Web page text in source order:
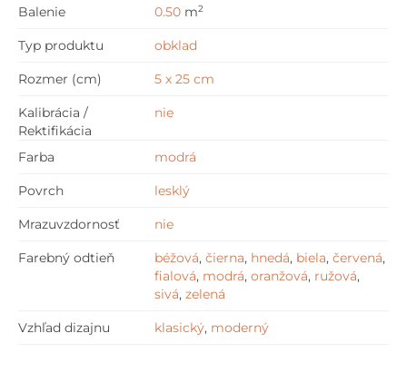
Balenie 0.50 m2
Typ produktu obklad
Rozmer (cm) 5 x 25 cm
Kalibrácia /
Rektifikácia
nie
Farba modrá
Povrch lesklý
Mrazuvzdornosť nie
Farebný odtieň béžová, čierna, hnedá, biela, červená,
fialová, modrá, oranžová, ružová,
sivá, zelená
Vzhľad dizajnu klasický, moderný